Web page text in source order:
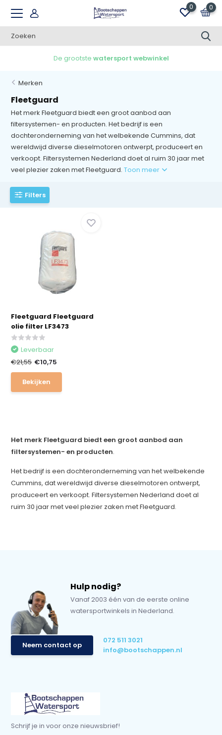
0 0
De grootstewatersport webwinkel
Merken
Fleetguard
Het merk Fleetguard biedt een groot aanbod aan
filtersystemen- en producten. Het bedrijf is een
dochteronderneming van het welbekende Cummins, dat
wereldwijd diverse dieselmotoren ontwerpt, produceert en
verkoopt. Filtersystemen Nederland doet al ruim 30 jaar met
veel plezier zaken met Fleetguard.Toon meer
Filters
Fleetguard Fleetguard
olie filter LF3473
Leverbaar
€21,55 €10,75
Bekijken
Het merk Fleetguard biedt een groot aanbod aan
filtersystemen- en producten.
Het bedrijf is een dochteronderneming van het welbekende
Cummins, dat wereldwijd diverse dieselmotoren ontwerpt,
produceert en verkoopt. Filtersystemen Nederland doet al
ruim 30 jaar met veel plezier zaken met Fleetguard.
Hulp nodig?
Vanaf 2003 één van de eerste online
watersportwinkels in Nederland.
Neem contact op
072 511 3021
info@bootschappen.nl
Schrijf je in voor onze nieuwsbrief!